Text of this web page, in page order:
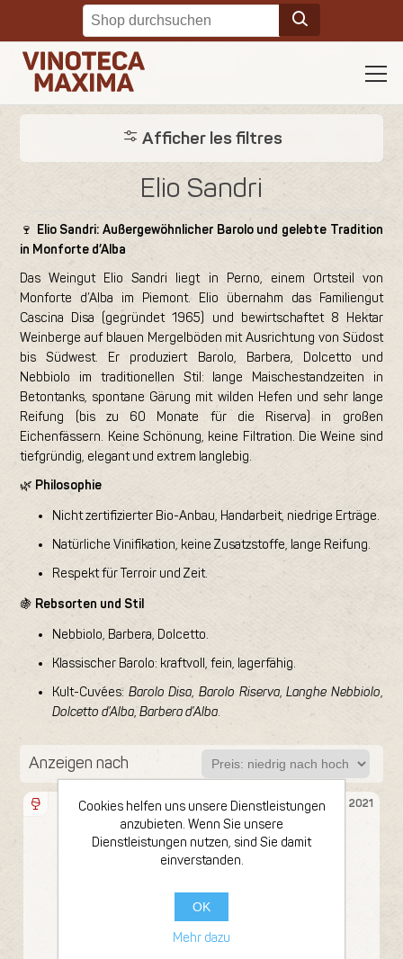
Afficher les filtres
Elio Sandri
🍷 Elio Sandri: Außergewöhnlicher Barolo und gelebte Tradition
in Monforte d’Alba
Das Weingut Elio Sandri liegt in Perno, einem Ortsteil von
Monforte d’Alba im Piemont. Elio übernahm das Familiengut
Cascina Disa (gegründet 1965) und bewirtschaftet 8 Hektar
Weinberge auf blauen Mergelböden mit Ausrichtung von Südost
bis Südwest. Er produziert Barolo, Barbera, Dolcetto und
Nebbiolo im traditionellen Stil: lange Maischestandzeiten in
Betontanks, spontane Gärung mit wilden Hefen und sehr lange
Reifung (bis zu 60 Monate für die Riserva) in großen
Eichenfässern. Keine Schönung, keine Filtration. Die Weine sind
tiefgründig, elegant und extrem langlebig.
🌿 Philosophie
Nicht zertifizierter Bio-Anbau, Handarbeit, niedrige Erträge.
Natürliche Vinifikation, keine Zusatzstoffe, lange Reifung.
Respekt für Terroir und Zeit.
🍇 Rebsorten und Stil
Nebbiolo, Barbera, Dolcetto.
Klassischer Barolo: kraftvoll, fein, lagerfähig.
Kult-Cuvées: Barolo Disa, Barolo Riserva,Langhe Nebbiolo,
Dolcetto d’Alba,Barbera d’Alba.
Anzeigen nach
2022
Flasche 75cl 2021
Flasche 75cl
Cookies helfen uns unsere Dienstleistungen
anzubieten. Wenn Sie unsere
Dienstleistungen nutzen, sind Sie damit
einverstanden.
OK
Mehr dazu